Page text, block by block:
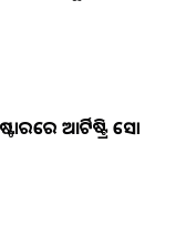
ଆର୍ଟିଷ୍ଟ୍ରି ସୋ